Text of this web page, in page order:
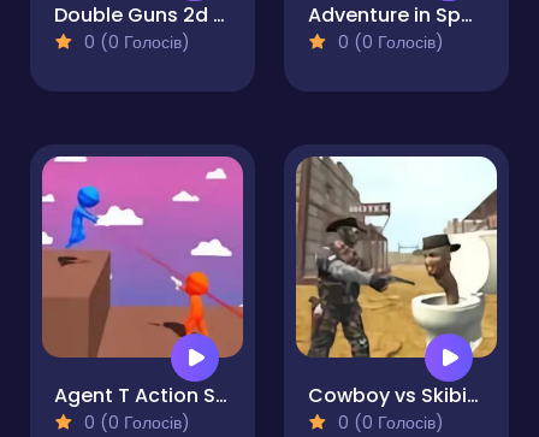
Double Guns 2d Hit
0 (0 Голосів)
Adventure in Space
0 (0 Голосів)
Agent T Action Shooter
0 (0 Голосів)
Cowboy vs Skibidi Toilets
0 (0 Голосів)